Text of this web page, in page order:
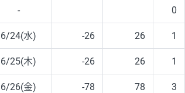
- 0
6/24(水) -26 26 1
6/25(木) -26 26 1
6/26(金) -78 78 3